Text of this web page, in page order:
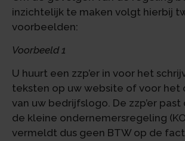
inzichtelijk te maken volgt hierbij
voorbeelden:
Voorbeeld 1
U huurt een zzp’er in voor het
teksten op uw website of voor het
van uw bedrijfslogo. De zzp’er
de kleine ondernemersregeling
vermeldt dus geen BTW op de